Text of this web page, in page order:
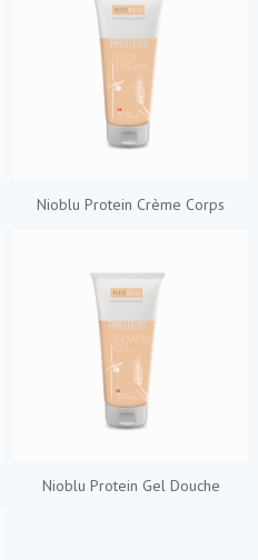
Nioblu Protein Crème Corps
Nioblu Protein Gel Douche